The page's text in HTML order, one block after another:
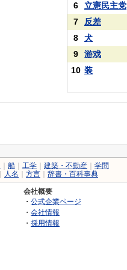
6
立憲民主党
7
反差
8
犬
9
游戏
10 装
船 工学 建築・不動産
学問
人名 方言 辞書・百科事典
会社概要
・ 公式企業ページ
・ 会社情報
・ 採用情報